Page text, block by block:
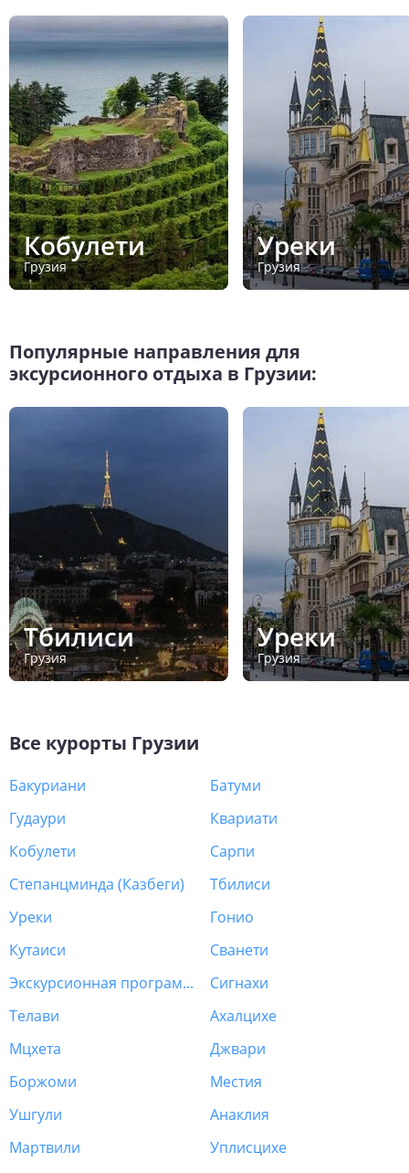
Кобулети
Грузия
Уреки
Грузия
Популярные направления для
эксурсионного отдыха в Грузии:
Тбилиси
Грузия
Уреки
Грузия
Все курорты Грузии
Бакуриани
Батуми
Гудаури
Квариати
Кобулети
Сарпи
Степанцминда (Казбеги)
Тбилиси
Уреки
Гонио
Кутаиси
Сванети
Экскурсионная программа Грузия
Сигнахи
Телави
Ахалцихе
Мцхета
Джвари
Боржоми
Местия
Ушгули
Анаклия
Мартвили
Уплисцихе